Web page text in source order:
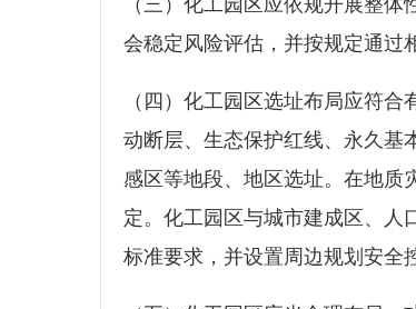
（三）化工园区应依规开展整
会稳定风险评估，并按规定通
（四）化工园区选址布局应符
动断层、生态保护红线、永久基
感区等地段、地区选址。在地质
定。化工园区与城市建成区、人
标准要求，并设置周边规划安